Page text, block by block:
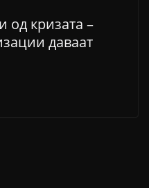
од кризата –
даваат